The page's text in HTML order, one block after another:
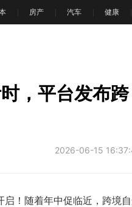
房产 汽车 健康
，平台发布跨
2026-06-15
！随着年中促临近，跨境